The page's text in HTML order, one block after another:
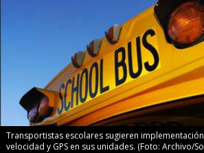
Transportistas escolares sugieren
velocidad y GPS en sus unidades. (Foto: Archivo/